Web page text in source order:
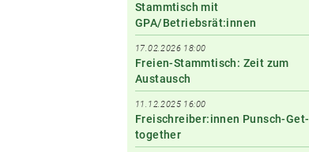
Stammtisch mit
GPA/Betriebsrät:innen
17.02.2026 18:00
Freien-Stammtisch: Zeit zum
Austausch
11.12.2025 16:00
Freischreiber:innen Punsch-Get-
together